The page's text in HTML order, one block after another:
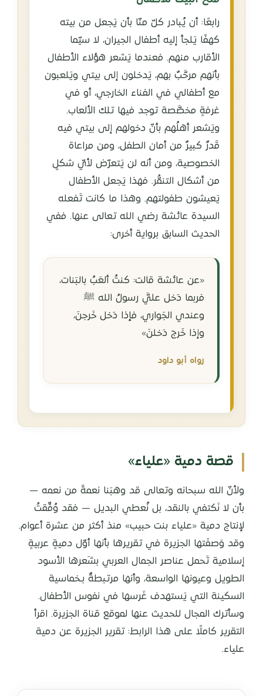
رابعًا: أن يُبادر كلّ منّا بأن يَجعل من بيته
كهفًا يَلجأ إليه أطفال الجيران، لا سيّما
الأقارب منهم. فعندما يَشعر هؤلاء الأطفال
بأنهم مرحَّبٌ بهم، يَدخلون إلى بيتي ويَلعبون
مع أطفالي في الفناء الخارجي، أو في
غرفةٍ مخصَّصة توجد فيها تلك الألعاب.
ويَشعر أهلُهم بأنّ دخولهم إلى بيتي فيه
قَدرٌ كبيرٌ من أمان الطفل، ومن مراعاة
الخصوصية، ومن أنه لن يَتعرّض لأيّ شكلٍ
من أشكال التنمُّر. فهذا يَجعل الأطفال
يَعيشون طفولتهم. وهذا ما كانت تَفعله
السيدة عائشة رضي الله تعالى عنها. ففي
الحديث السابق برواية أخرى:
«عن عائشة قالت: كنتُ ألعَبُ بالبَنات،
فربما دَخل عليَّ رسولُ الله ﷺ
وعندي الجَواري، فإذا دَخل خَرجنَ،
وإذا خَرج دَخلنَ»
رواه أبو داود
قصة دمية «علياء»
ولأنّ الله سبحانه وتعالى قد وهبَنا نعمةً من نعمه —
بأن لا نَكتفي بالنقد، بل نُعطي البديل — فقد وُفِّقتُ
لإنتاج دمية «علياء بنت حبيب» منذ أكثر من عشرة أعوام.
وقد وَصفَتها الجزيرة في تقريرها بأنها أوّل دميةٍ عربيةٍ
إسلامية تَحمل عناصر الجمال العربي بشَعرها الأسود
الطويل وعيونها الواسعة، وأنها مرتبطةٌ بـخماسية
السكينة التي يَستهدف غَرسها في نفوس الأطفال.
وسأترك المجال للحديث عنها لموقع قناة الجزيرة. اقرأ
التقرير كاملًا على هذا الرابط: تقرير الجزيرة عن دمية
علياء.